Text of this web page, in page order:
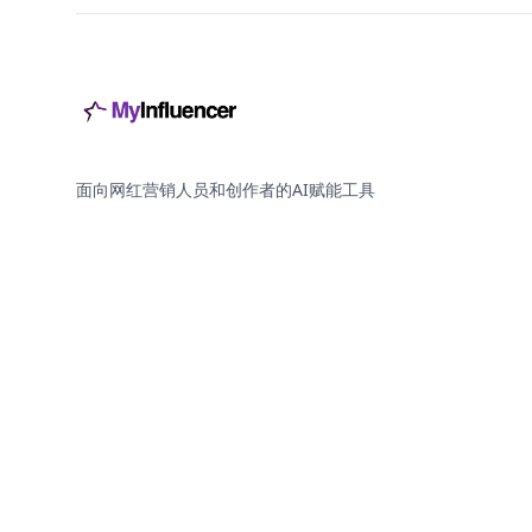
面向网红营销人员和创作者的AI赋能工具